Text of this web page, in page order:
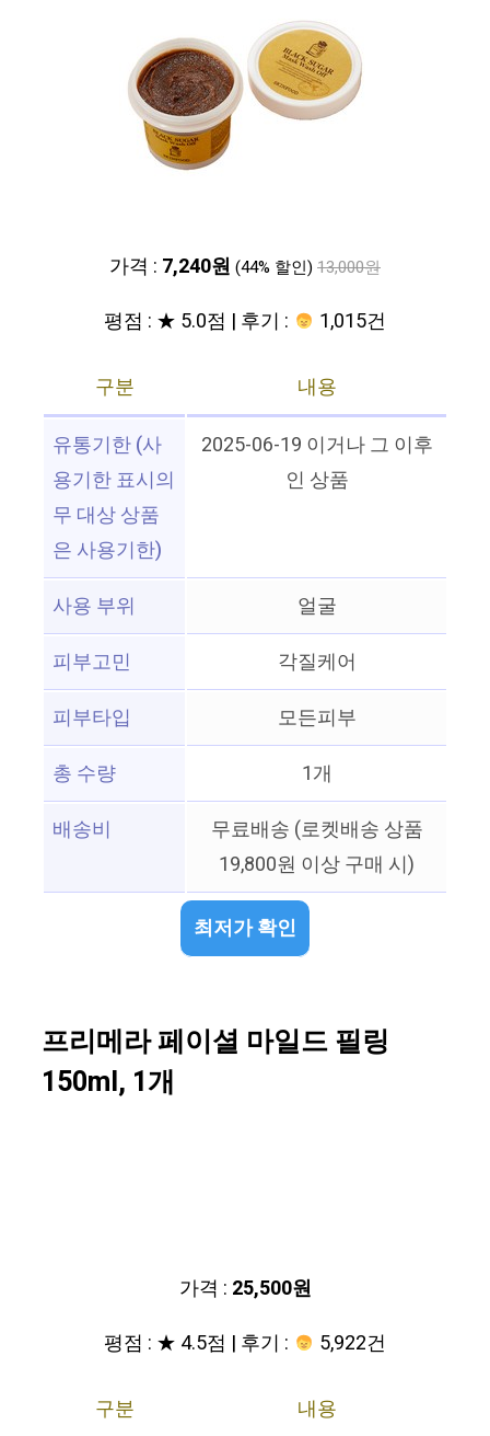
가격 : 7,240원 (44% 할인) 13,000원
평점 : ★ 5.0점 | 후기 : 1,015건
구분
내용
유통기한 (사
용기한 표시의
무 대상 상품
은 사용기한)
2025-06-19 이거나 그 이후
인 상품
사용 부위
얼굴
피부고민
각질케어
피부타입
모든피부
총 수량
1개
배송비
무료배송 (로켓배송 상품
19,800원 이상 구매 시)
최저가 확인
프리메라 페이셜 마일드 필링
150ml, 1개
가격 : 25,500원
평점 : ★ 4.5점 | 후기 :
5,922건
구분 내용